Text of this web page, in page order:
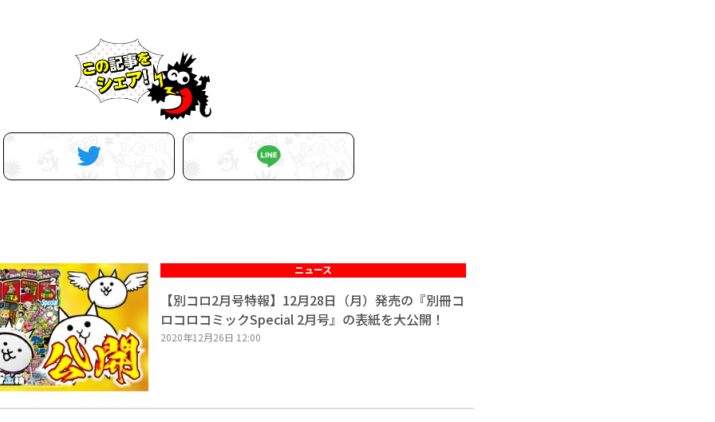
ニュース
【別コロ2月号特報】12月28日（月）発売の『別冊コ
ロコロコミックSpecial 2月号』の表紙を大公開！
2020年12月26日 12:00